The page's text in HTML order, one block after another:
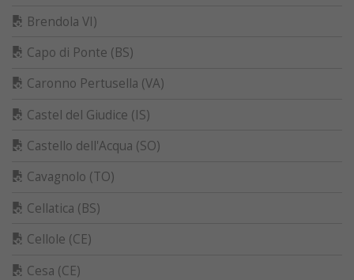
Brendola VI)
Capo di Ponte (BS)
Caronno Pertusella (VA)
Castel del Giudice (IS)
Castello dell'Acqua (SO)
Cavagnolo (TO)
Cellatica (BS)
Cellole (CE)
Cesa (CE)